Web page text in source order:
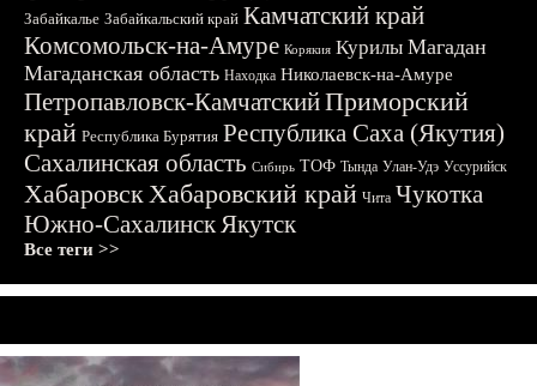
Забайкалье Забайкальский край Камчатский край
Комсомольск-на-Амуре Корякия Курилы Магадан
Магаданская область Находка Николаевск-на-Амуре
Петропавловск-КамчатскийПриморский
край Республика Бурятия Республика Саха (Якутия)
Сахалинская область Сибирь ТОФ Тында Улан-Удэ Уссурийск
ХабаровскХабаровский край Чита Чукотка
Южно-СахалинскЯкутск
Все теги >>